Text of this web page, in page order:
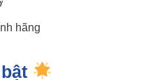
hãng